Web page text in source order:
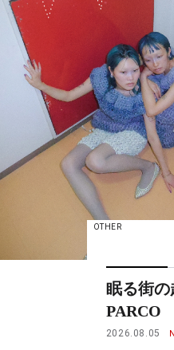
OTHER
眠る街の
PARCO
2026.08.05